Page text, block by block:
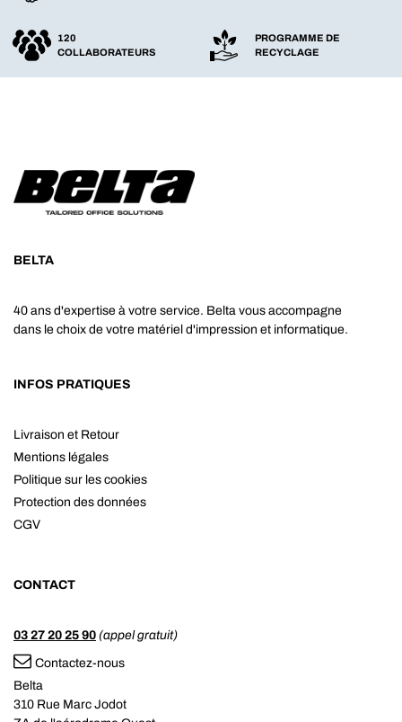
120
COLLABORATEURS
PROGRAMME DE
RECYCLAGE
BELTA
40 ans d'expertise à votre service. Belta vous accompagne
dans le choix de votre matériel d'impression et informatique.
INFOS PRATIQUES
Livraison et Retour
Mentions légales
Politique sur les cookies
Protection des données
CGV
CONTACT
03 27 20 25 90 (appel gratuit)
Contactez-nous
Belta
310 Rue Marc Jodot